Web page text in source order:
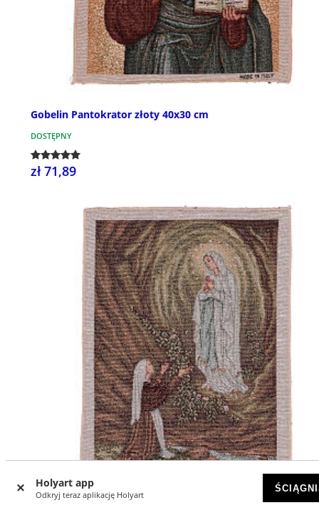
Holyart app
Odkryj teraz aplikację Holyart
Gobelin Pantokrator złoty 40x30 cm
DOSTĘPNY
zł 71,89